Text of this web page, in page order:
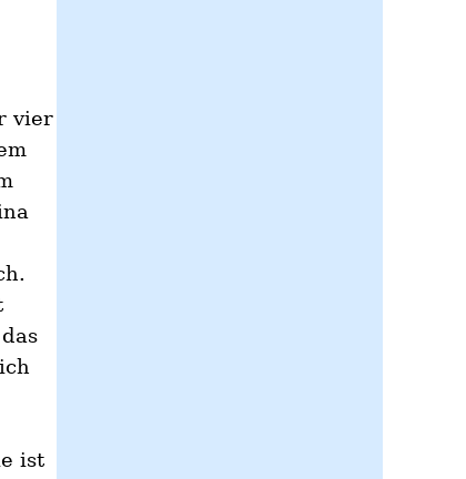
vier
ist